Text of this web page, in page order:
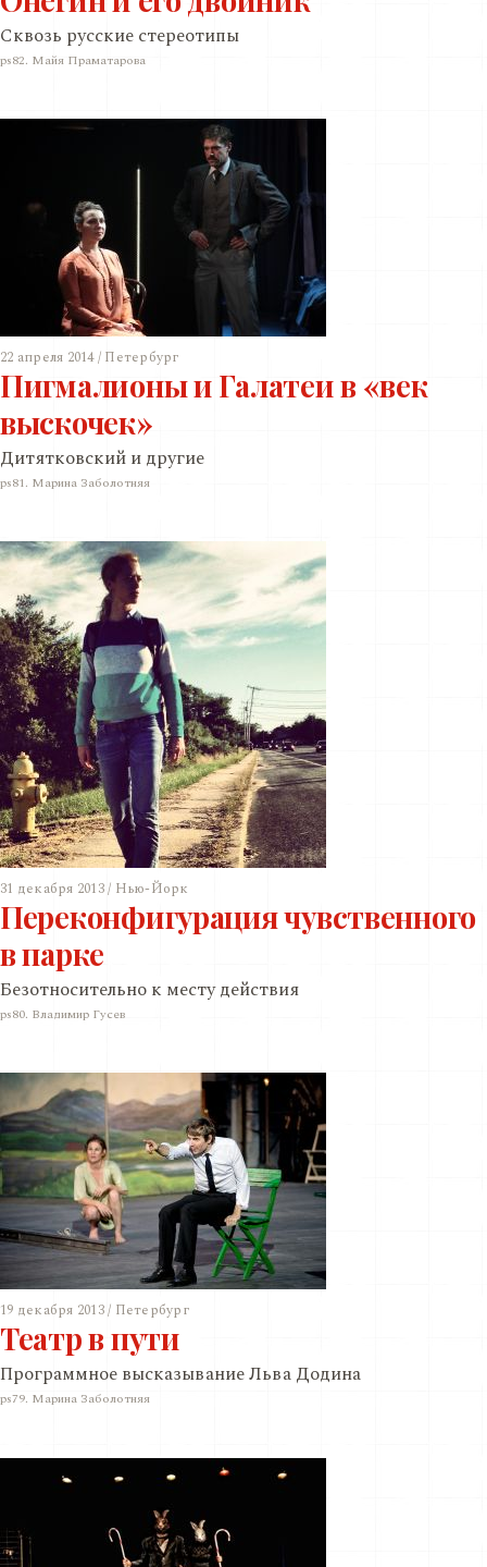
Сквозь русские стереотипы
ps82. Майя Праматарова
22 апреля 2014 / Петербург
Пигмалионы и Галатеи в «век
выскочек»
Дитятковский и другие
ps81. Марина Заболотняя
31 декабря 2013 / Нью-Йорк
Переконфигурация чувственного
в парке
Безотносительно к месту действия
ps80. Владимир Гусев
19 декабря 2013 / Петербург
Театр в пути
Программное высказывание Льва Додина
ps79. Марина Заболотняя